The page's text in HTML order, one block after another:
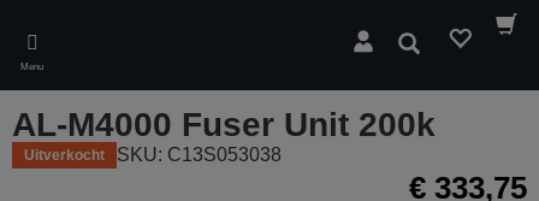
main
content
Menu
Zoeken
AL-M4000 Fuser Unit 200k
Uitverkocht SKU: C13S053038
€ 333,75